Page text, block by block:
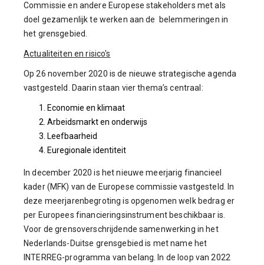
Commissie en andere Europese stakeholders met als
doel gezamenlijk te werken aan de belemmeringen in
het grensgebied.
Actualiteiten en risico's
Op 26 november 2020 is de nieuwe strategische agenda
vastgesteld. Daarin staan vier thema’s centraal:
Economie en klimaat
Arbeidsmarkt en onderwijs
Leefbaarheid
Euregionale identiteit
In december 2020 is het nieuwe meerjarig financieel
kader (MFK) van de Europese commissie vastgesteld. In
deze meerjarenbegroting is opgenomen welk bedrag er
per Europees financieringsinstrument beschikbaar is.
Voor de grensoverschrijdende samenwerking in het
Nederlands-Duitse grensgebied is met name het
INTERREG-programma van belang. In de loop van 2022